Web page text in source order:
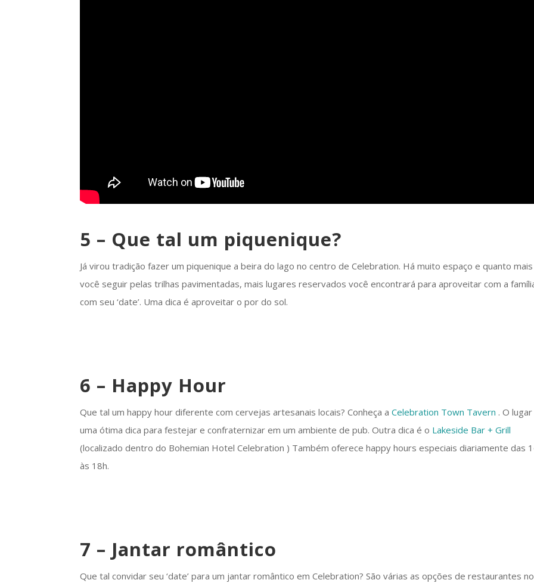
5 – Que tal um piquenique?
Já virou tradição fazer um piquenique a beira do lago no centro de Celebration. Há muito espaço e quanto mais
você seguir pelas trilhas pavimentadas, mais lugares reservados você encontrará para aproveitar com a
com seu ‘date’. Uma dica é aproveitar o por do sol.
6 – Happy Hour
Que tal um happy hour diferente com cervejas artesanais locais? Conheça aCelebration Town Tavern . O
uma ótima dica para festejar e confraternizar em um ambiente de pub. Outra dica é o Lakeside Bar + Grill
(localizado dentro do Bohemian Hotel Celebration ) Também oferece happy hours especiais diariamente das
às 18h.
7 – Jantar romântico
Que tal convidar seu ‘date’ para um jantar romântico em Celebration? São várias as opções de restaurantes no